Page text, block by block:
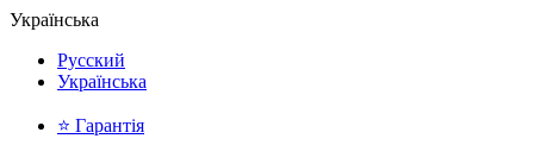
Українська
Русский
Українська
⭐ Гарантія